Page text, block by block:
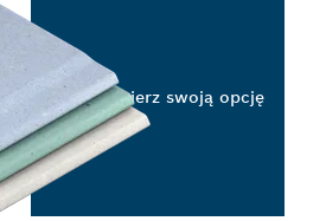
Wybierz swoją opcję